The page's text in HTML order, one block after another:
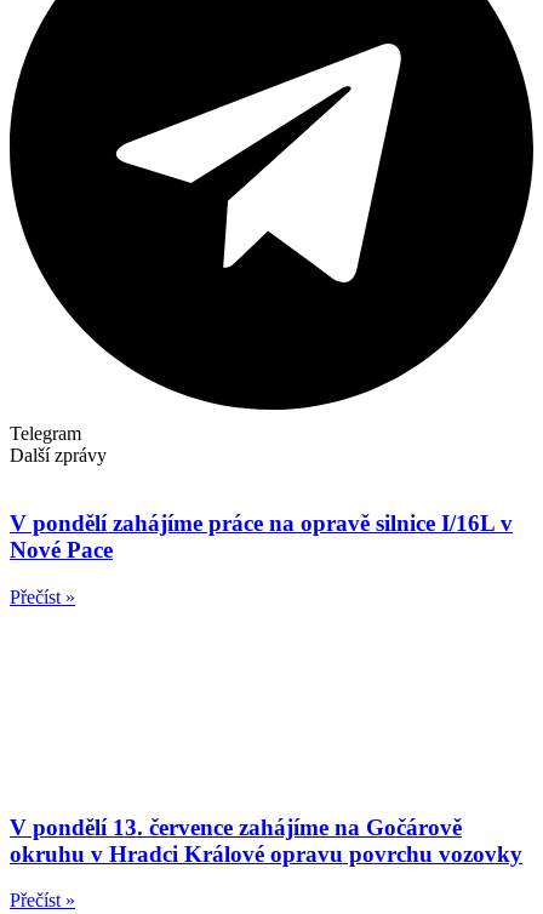
Telegram
Další zprávy
V pondělí zahájíme práce na opravě silnice I/16L v
Nové Pace
Přečíst »
V pondělí 13. července zahájíme na Gočárově
okruhu v Hradci Králové opravu povrchu vozovky
Přečíst »